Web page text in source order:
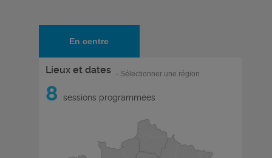
En centre
Lieux et dates - Sélectionner une région
8 sessions programmées